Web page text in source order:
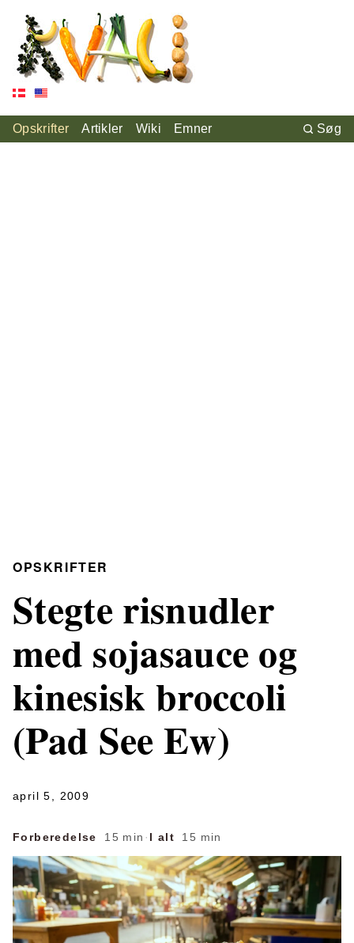
Opskrifter Artikler Wiki Emner Søg
OPSKRIFTER
Stegte risnudler
med sojasauce og
kinesisk broccoli
(Pad See Ew)
april 5, 2009
Forberedelse 15 min · I alt 15 min